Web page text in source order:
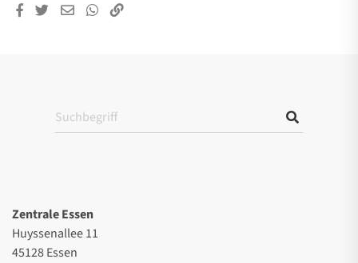
Zentrale Essen
Huyssenallee 11
45128 Essen